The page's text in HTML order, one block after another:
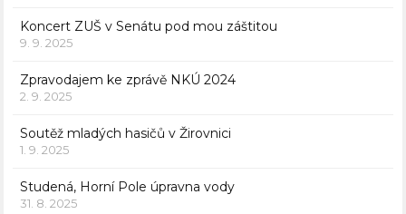
Koncert ZUŠ v Senátu pod mou záštitou
9. 9. 2025
Zpravodajem ke zprávě NKÚ 2024
2. 9. 2025
Soutěž mladých hasičů v Žirovnici
1. 9. 2025
Studená, Horní Pole úpravna vody
31. 8. 2025